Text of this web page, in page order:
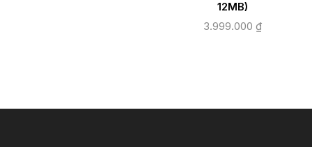
12MB)
3.999.000 ₫